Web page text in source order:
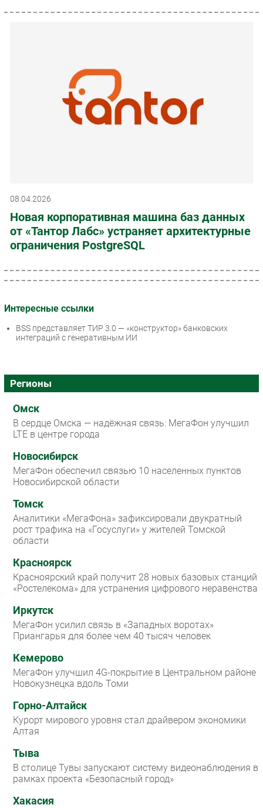
08.04.2026
Новая корпоративная машина баз данных
от «Тантор Лабс» устраняет архитектурные
ограничения PostgreSQL
Интересные ссылки
BSS представляет ТИР 3.0 — «конструктор» банковских
интеграций с генеративным ИИ
Регионы
Омск
В сердце Омска — надёжная связь: МегаФон улучшил
LTE в центре города
Новосибирск
МегаФон обеспечил связью 10 населенных пунктов
Новосибирской области
Томск
Аналитики «МегаФона» зафиксировали двукратный
рост трафика на «Госуслуги» у жителей Томской
области
Красноярск
Красноярский край получит 28 новых базовых станций
«Ростелекома» для устранения цифрового неравенства
Иркутск
МегаФон усилил связь в «Западных воротах»
Приангарья для более чем 40 тысяч человек
Кемерово
МегаФон улучшил 4G-покрытие в Центральном районе
Новокузнецка вдоль Томи
Горно-Алтайск
Курорт мирового уровня стал драйвером экономики
Алтая
Тыва
В столице Тувы запускают систему видеонаблюдения в
рамках проекта «Безопасный город»
Хакасия